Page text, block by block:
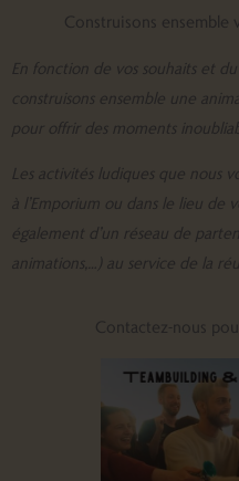
Construisons ensemble
En fonction de vos souhaits et
construisons ensemble une
pour offrir des moments
Les activités ludiques que nous
à l’Emporium ou dans le lieu de
également d’un réseau de
animations,…) au service de la
Contactez-nous